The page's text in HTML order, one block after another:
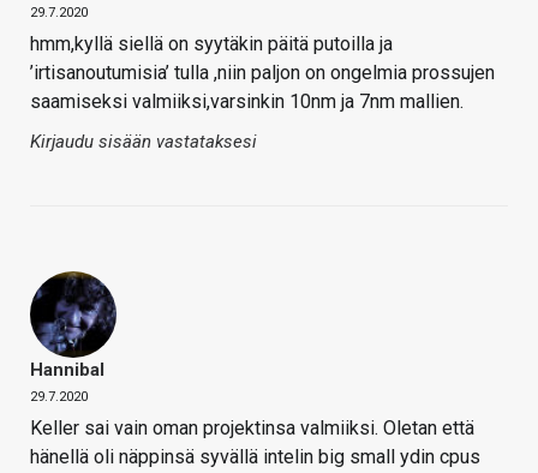
29.7.2020
hmm,kyllä siellä on syytäkin päitä putoilla ja
’irtisanoutumisia’ tulla ,niin paljon on ongelmia prossujen
saamiseksi valmiiksi,varsinkin 10nm ja 7nm mallien.
Kirjaudu sisään vastataksesi
Hannibal
29.7.2020
Keller sai vain oman projektinsa valmiiksi. Oletan että
hänellä oli näppinsä syvällä intelin big small ydin cpus